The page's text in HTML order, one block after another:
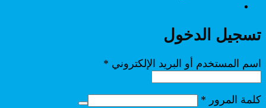
تسجيل الدخول
اسم المستخدم أو البريد الإلكتروني *
كلمة المرور * مطلوبة